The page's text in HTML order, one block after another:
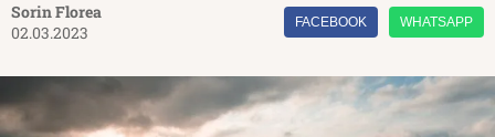
Sorin Florea
02.03.2023
FACEBOOK WHATSAPP